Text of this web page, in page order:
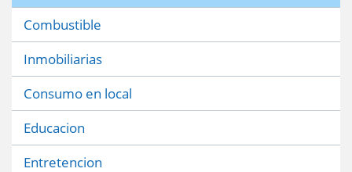
Combustible
Inmobiliarias
Consumo en local
Educacion
Entretencion